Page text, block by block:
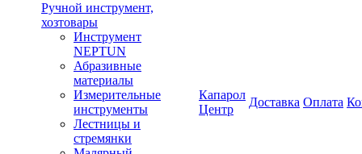
Ручной инструмент,
хозтовары
Инструмент
NEPTUN
Абразивные
материалы
Измерительные
инструменты
Лестницы и
стремянки
Капарол
Центр
Доставка Оплата